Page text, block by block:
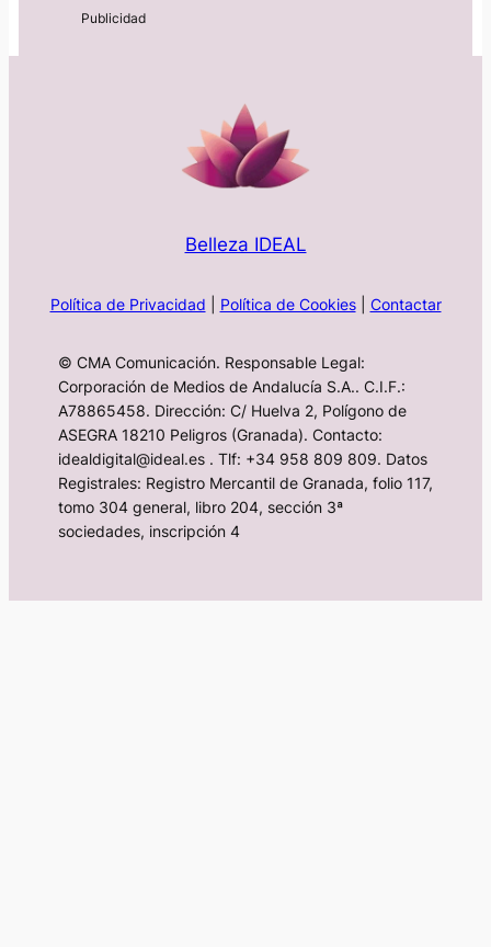
Belleza IDEAL
Política de Privacidad Política de Cookies| Contactar
© CMA Comunicación. Responsable Legal:
Corporación de Medios de Andalucía S.A.. C.I.F.:
A78865458. Dirección: C/ Huelva 2, Polígono de
ASEGRA 18210 Peligros (Granada). Contacto:
idealdigital@ideal.es . Tlf: +34 958 809 809. Datos
Registrales: Registro Mercantil de Granada, folio 117,
tomo 304 general, libro 204, sección 3ª
sociedades, inscripción 4